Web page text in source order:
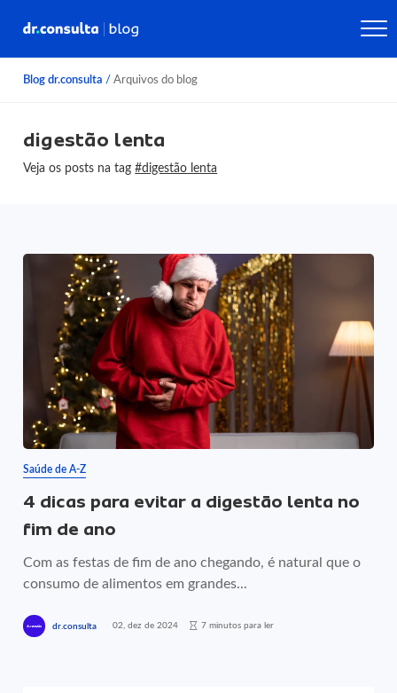
Blog dr.consulta / Arquivos do blog
digestão lenta
Veja os posts na tag#digestão lenta
Saúde de A-Z
4 dicas para evitar a digestão lenta no
fim de ano
Com as festas de fim de ano chegando, é natural que o
consumo de alimentos em grandes...
dr.consulta 02, dez de 2024 7 minutos para ler